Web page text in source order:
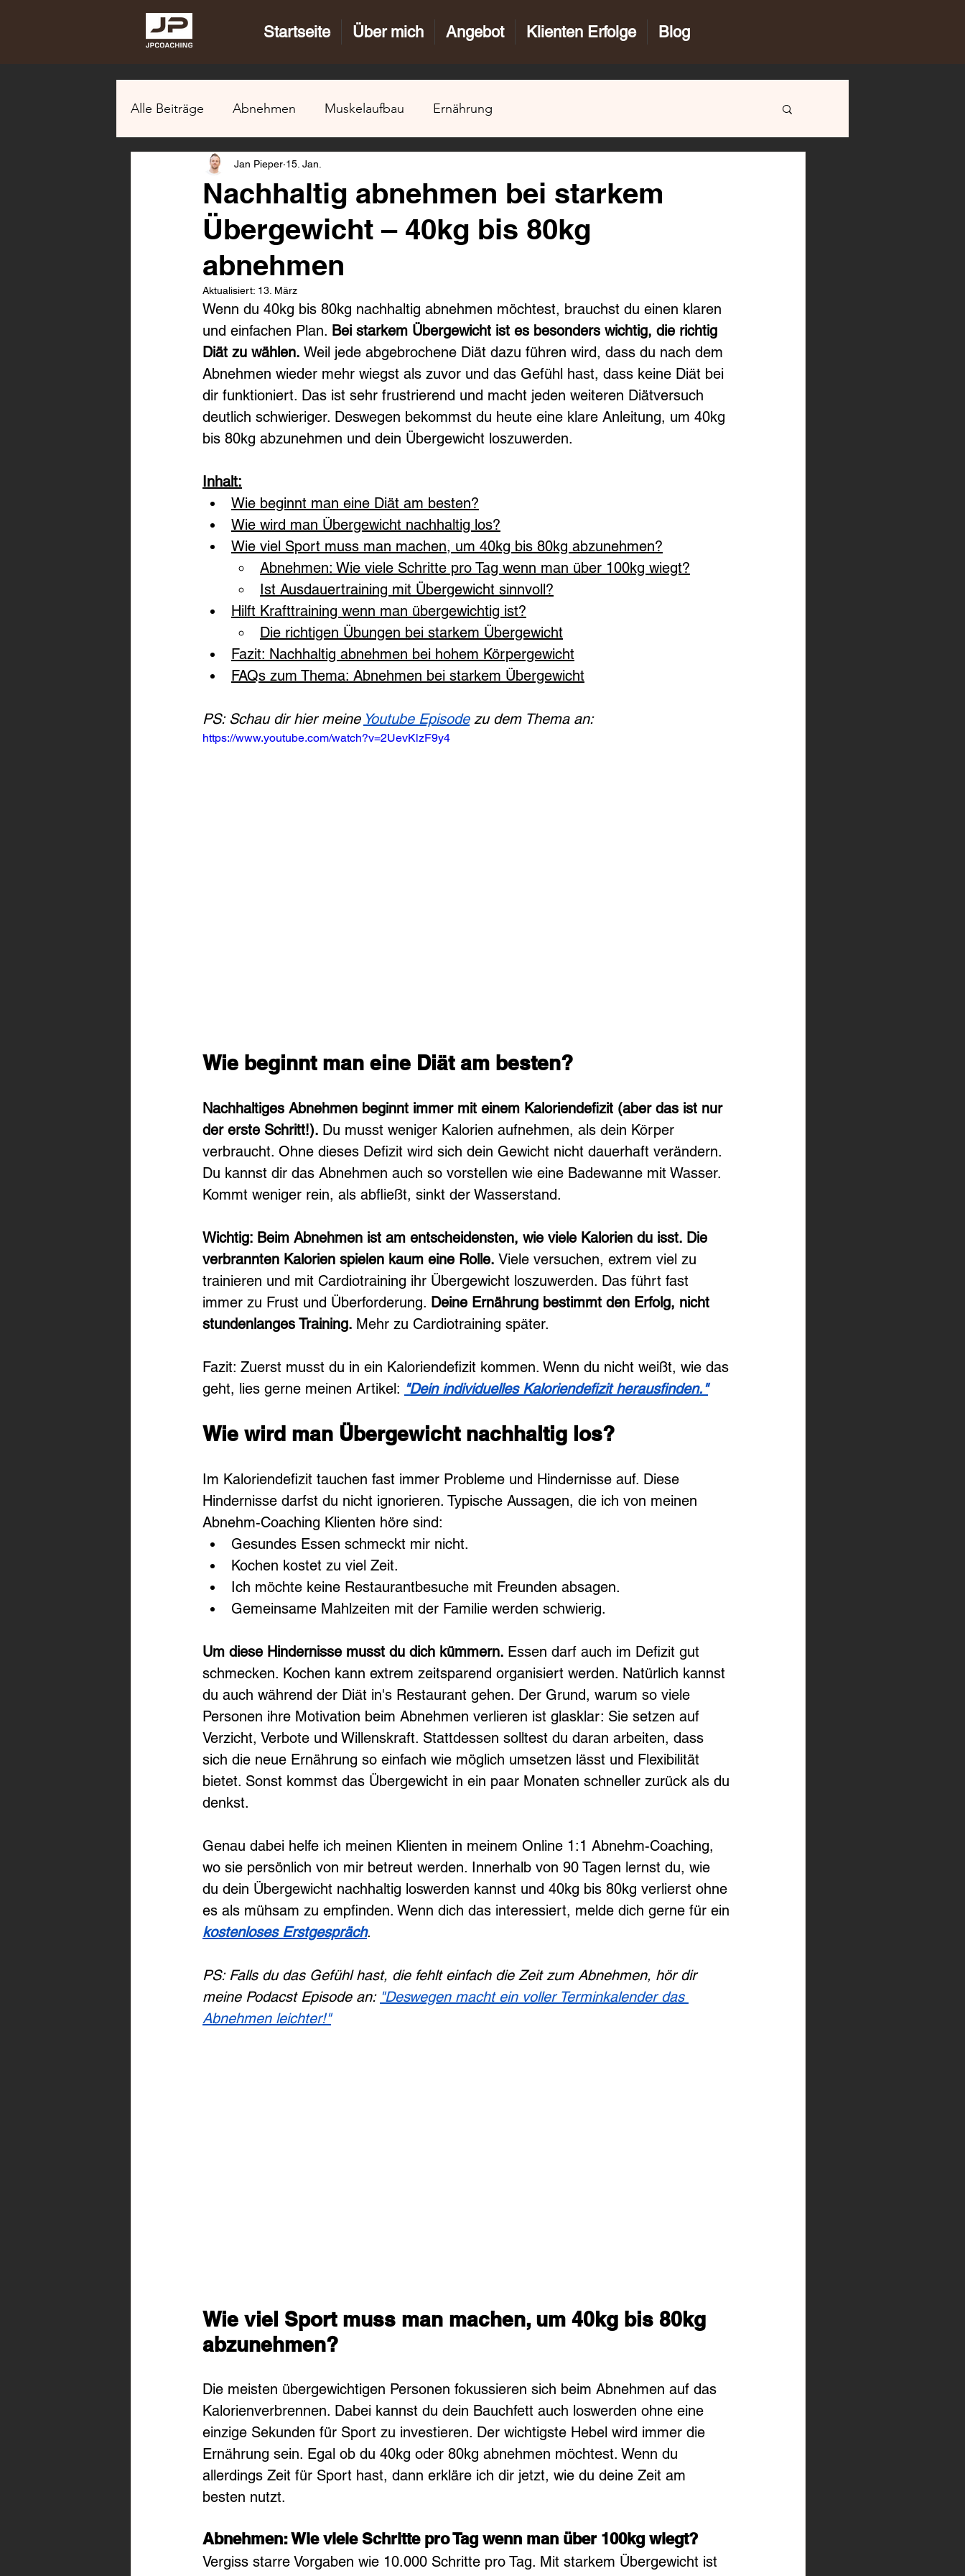
Startseite Über mich Angebot Klienten Erfolge Blog
Alle Beiträge Abnehmen Muskelaufbau Ernährung
Nachhaltig abnehmen bei starkem
Übergewicht – 40kg bis 80kg
abnehmen
Jan Pieper 15. Jan.
Aktualisiert: 13. März
Wenn du 40kg bis 80kg nachhaltig abnehmen möchtest, brauchst du einen klaren
und einfachen Plan. Bei starkem Übergewicht ist es besonders wichtig, die richtig
Diät zu wählen. Weil jede abgebrochene Diät dazu führen wird, dass du nach dem
Abnehmen wieder mehr wiegst als zuvor und das Gefühl hast, dass keine Diät bei
dir funktioniert. Das ist sehr frustrierend und macht jeden weiteren Diätversuch
deutlich schwieriger. Deswegen bekommst du heute eine klare Anleitung, um 40kg
bis 80kg abzunehmen und dein Übergewicht loszuwerden.
Inhalt:
Wie beginnt man eine Diät am besten?
Wie wird man Übergewicht nachhaltig los?
Wie viel Sport muss man machen, um 40kg bis 80kg abzunehmen?
Abnehmen: Wie viele Schritte pro Tag wenn man über 100kg wiegt?
Ist Ausdauertraining mit Übergewicht sinnvoll?
Hilft Krafttraining wenn man übergewichtig ist?
Die richtigen Übungen bei starkem Übergewicht
Fazit: Nachhaltig abnehmen bei hohem Körpergewicht
FAQs zum Thema: Abnehmen bei starkem Übergewicht
PS: Schau dir hier meine Youtube Episode zu dem Thema an:
https://www.youtube.com/watch?v=2UevKlzF9y4
Wie beginnt man eine Diät am besten?
Nachhaltiges Abnehmen beginnt immer mit einem Kaloriendefizit (aber das ist nur
der erste Schritt!). Du musst weniger Kalorien aufnehmen, als dein Körper
verbraucht. Ohne dieses Defizit wird sich dein Gewicht nicht dauerhaft verändern.
Du kannst dir das Abnehmen auch so vorstellen wie eine Badewanne mit Wasser.
Kommt weniger rein, als abfließt, sinkt der Wasserstand.
Wichtig: Beim Abnehmen ist am entscheidensten, wie viele Kalorien du isst. Die
verbrannten Kalorien spielen kaum eine Rolle. Viele versuchen, extrem viel zu
trainieren und mit Cardiotraining ihr Übergewicht loszuwerden. Das führt fast
immer zu Frust und Überforderung. Deine Ernährung bestimmt den Erfolg, nicht
stundenlanges Training. Mehr zu Cardiotraining später.
Fazit: Zuerst musst du in ein Kaloriendefizit kommen. Wenn du nicht weißt, wie das
geht, lies gerne meinen Artikel: "Dein individuelles Kaloriendefizit herausfinden."
Wie wird man Übergewicht nachhaltig los?
Im Kaloriendefizit tauchen fast immer Probleme und Hindernisse auf. Diese
Hindernisse darfst du nicht ignorieren. Typische Aussagen, die ich von meinen
Abnehm-Coaching Klienten höre sind:
Gesundes Essen schmeckt mir nicht.
Kochen kostet zu viel Zeit.
Ich möchte keine Restaurantbesuche mit Freunden absagen.
Gemeinsame Mahlzeiten mit der Familie werden schwierig.
Um diese Hindernisse musst du dich kümmern. Essen darf auch im Defizit gut
schmecken. Kochen kann extrem zeitsparend organisiert werden. Natürlich kannst
du auch während der Diät in's Restaurant gehen. Der Grund, warum so viele
Personen ihre Motivation beim Abnehmen verlieren ist glasklar: Sie setzen auf
Verzicht, Verbote und Willenskraft. Stattdessen solltest du daran arbeiten, dass
sich die neue Ernährung so einfach wie möglich umsetzen lässt und Flexibilität
bietet. Sonst kommst das Übergewicht in ein paar Monaten schneller zurück als du
denkst.
Genau dabei helfe ich meinen Klienten in meinem Online 1:1 Abnehm-Coaching,
wo sie persönlich von mir betreut werden. Innerhalb von 90 Tagen lernst du, wie
du dein Übergewicht nachhaltig loswerden kannst und 40kg bis 80kg verlierst ohne
es als mühsam zu empfinden. Wenn dich das interessiert, melde dich gerne für ein
kostenloses Erstgespräch.
PS: Falls du das Gefühl hast, die fehlt einfach die Zeit zum Abnehmen, hör dir
meine Podacst Episode an: "Deswegen macht ein voller Terminkalender das
Abnehmen leichter!"
Wie viel Sport muss man machen, um 40kg bis 80kg
abzunehmen?
Die meisten übergewichtigen Personen fokussieren sich beim Abnehmen auf das
Kalorienverbrennen. Dabei kannst du dein Bauchfett auch loswerden ohne eine
einzige Sekunden für Sport zu investieren. Der wichtigste Hebel wird immer die
Ernährung sein. Egal ob du 40kg oder 80kg abnehmen möchtest. Wenn du
allerdings Zeit für Sport hast, dann erkläre ich dir jetzt, wie du deine Zeit am
besten nutzt.
Abnehmen: Wie viele Schritte pro Tag wenn man über 100kg wiegt?
Vergiss starre Vorgaben wie 10.000 Schritte pro Tag. Mit starkem Übergewicht ist